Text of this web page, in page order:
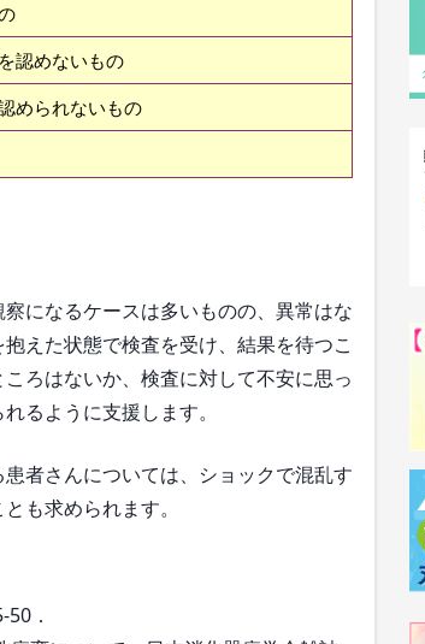
認めないもの
められないもの
になるケースは多いものの、異常はな
えた状態で検査を受け、結果を待つこ
ろはないか、検査に対して不安に思っ
るように支援します。
者さんについては、ショックで混乱す
も求められます。
．